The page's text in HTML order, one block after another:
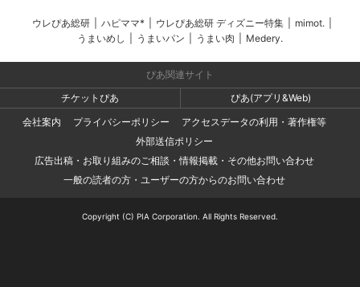
ウレぴあ総研 ハピママ* ウレぴあ総研 ディズニー特集 mimot.
うまいめし
うまいパン うまい肉 Medery.
ぴあ関連サイト
チケットぴあ
ぴあ(アプリ&Web)
会社案内
プライバシーポリシー
アクセスデータの利用・著作権等
外部送信ポリシー
広告出稿・お取り組みのご相談・情報掲載・その他お問い合わせ
一般の読者の方・ユーザーの方からのお問い合わせ
Copyright (C) PIA Corporation. All Rights Reserved.